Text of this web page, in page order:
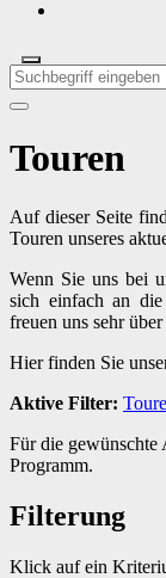
Touren
Auf dieser Seite
Touren unseres
Wenn Sie uns bei
sich einfach an
freuen uns sehr
Hier finden Sie
Aktive Filter:
Für die
Programm.
Filterung
Klick auf ein